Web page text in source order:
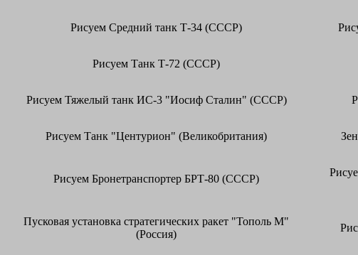
Рисуем Средний танк Т-34 (СССР)
Рисуем Танк Т-72 (СССР)
Рисуем Тяжелый танк ИС-3 "Иосиф Сталин" (СССР)
Рисуем Танк "Центурион" (Великобритания)
Рисуем Бронетранспортер БРТ-80 (СССР)
Пусковая установка стратегических ракет "Тополь М"
(Россия)